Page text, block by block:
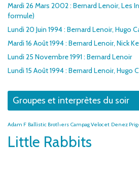
Mardi 26 Mars 2002 : Bernard Lenoir, Les
formule)
Lundi 20 Juin 1994 : Bernard Lenoir, Hugo
Mardi 16 Août 1994 : Bernard Lenoir, Nick
Lundi 25 Novembre 1991 : Bernard Lenoir
Lundi 15 Août 1994 : Bernard Lenoir, Hugo
Groupes et interprètes du soir
Adam F Ballistic Brothers Campag Velocet Denez
Little Rabbits